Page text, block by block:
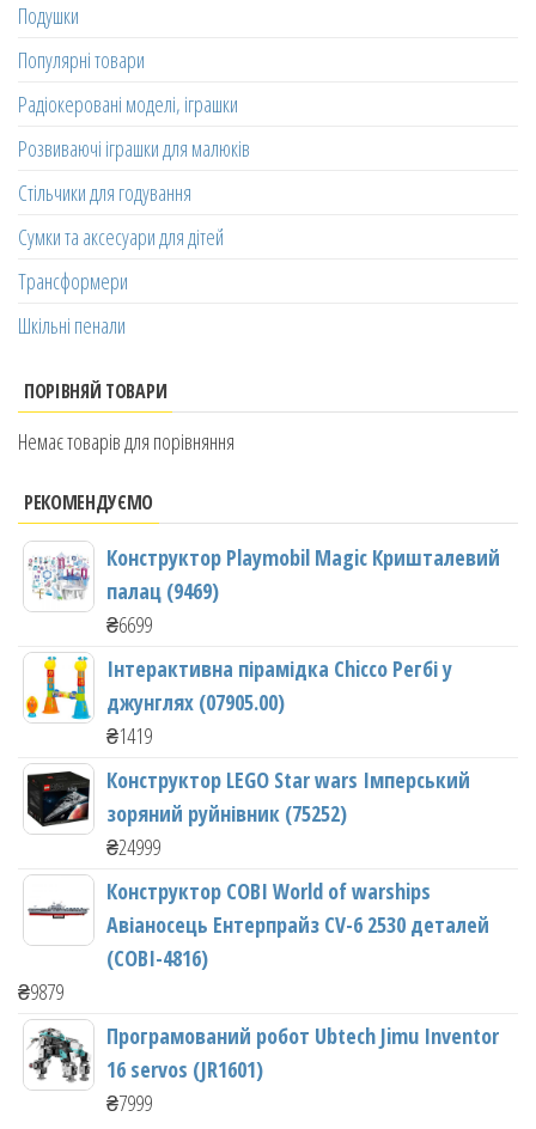
Подушки
Популярні товари
Радіокеровані моделі, іграшки
Розвиваючі іграшки для малюків
Стільчики для годування
Сумки та аксесуари для дітей
Трансформери
Шкільні пенали
ПОРІВНЯЙ ТОВАРИ
Немає товарів для порівняння
РЕКОМЕНДУЄМО
Конструктор Playmobil Magic Кришталевий
палац (9469)
₴6699
Інтерактивна пірамідка Chicco Регбі у
джунглях (07905.00)
₴1419
Конструктор LEGO Star wars Імперський
зоряний руйнівник (75252)
₴24999
Конструктор COBI World of warships
Авіаносець Ентерпрайз CV-6 2530 деталей
(COBI-4816)
₴9879
Програмований робот Ubtech Jimu Inventor
16 servos (JR1601)
₴7999